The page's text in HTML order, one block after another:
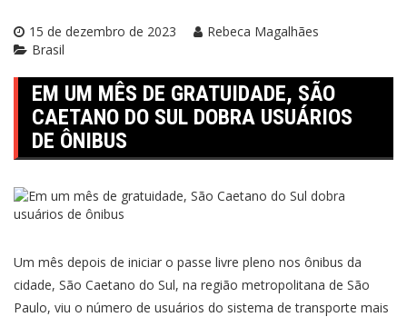
15 de dezembro de 2023
Rebeca Magalhães
Brasil
EM UM MÊS DE GRATUIDADE, SÃO
CAETANO DO SUL DOBRA USUÁRIOS
DE ÔNIBUS
Um mês depois de iniciar o passe livre pleno nos ônibus da
cidade, São Caetano do Sul, na região metropolitana de São
Paulo, viu o número de usuários do sistema de transporte mais